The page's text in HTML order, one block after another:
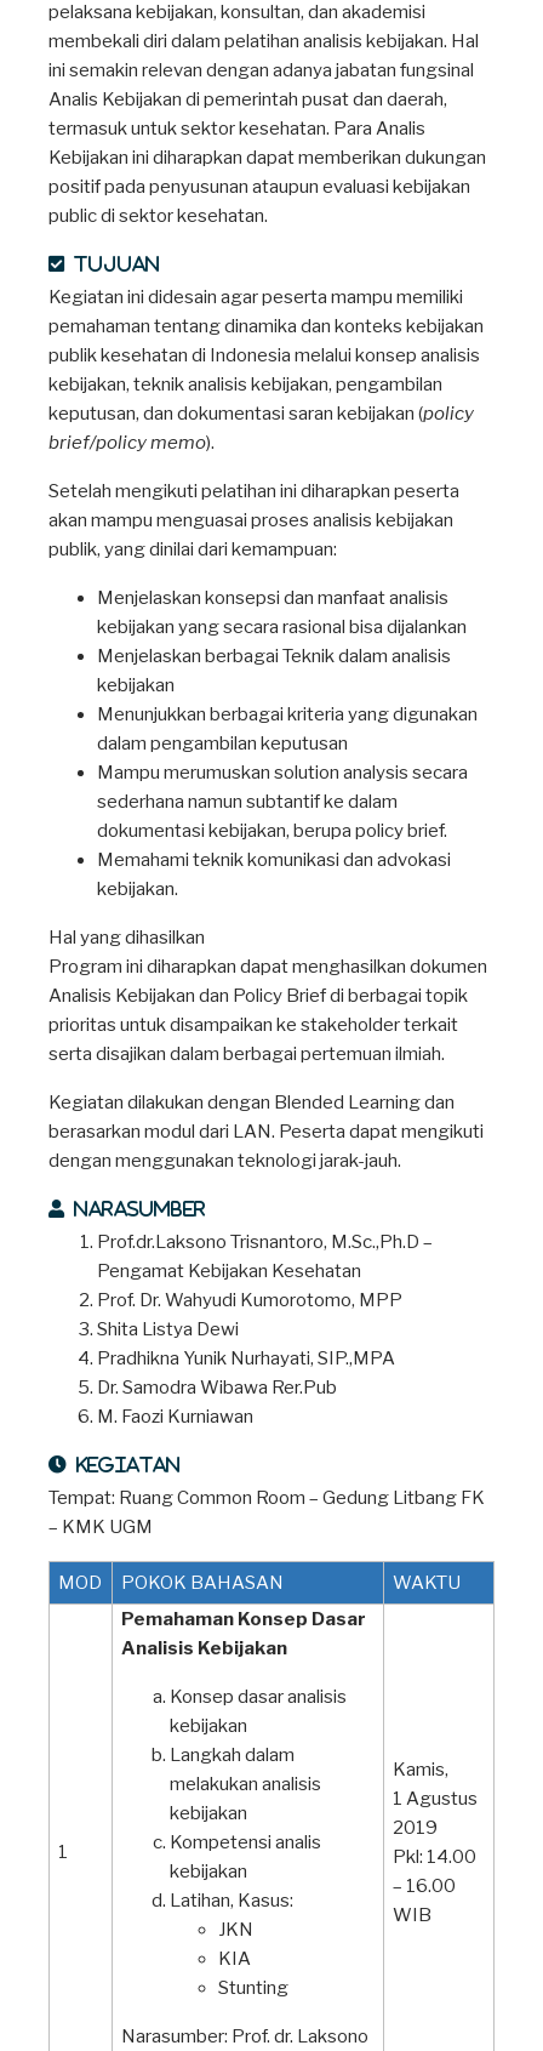
pelaksana kebijakan, konsultan, dan akademisi
membekali diri dalam pelatihan analisis kebijakan. Hal
ini semakin relevan dengan adanya jabatan fungsinal
Analis Kebijakan di pemerintah pusat dan daerah,
termasuk untuk sektor kesehatan. Para Analis
Kebijakan ini diharapkan dapat memberikan dukungan
positif pada penyusunan ataupun evaluasi kebijakan
public di sektor kesehatan.
Tujuan
Kegiatan ini didesain agar peserta mampu memiliki
pemahaman tentang dinamika dan konteks kebijakan
publik kesehatan di Indonesia melalui konsep analisis
kebijakan, teknik analisis kebijakan, pengambilan
keputusan, dan dokumentasi saran kebijakan (policy
brief/policy memo).
Setelah mengikuti pelatihan ini diharapkan peserta
akan mampu menguasai proses analisis kebijakan
publik, yang dinilai dari kemampuan:
Menjelaskan konsepsi dan manfaat analisis
kebijakan yang secara rasional bisa dijalankan
Menjelaskan berbagai Teknik dalam analisis
kebijakan
Menunjukkan berbagai kriteria yang digunakan
dalam pengambilan keputusan
Mampu merumuskan solution analysis secara
sederhana namun subtantif ke dalam
dokumentasi kebijakan, berupa policy brief.
Memahami teknik komunikasi dan advokasi
kebijakan.
Hal yang dihasilkan
Program ini diharapkan dapat menghasilkan dokumen
Analisis Kebijakan dan Policy Brief di berbagai topik
prioritas untuk disampaikan ke stakeholder terkait
serta disajikan dalam berbagai pertemuan ilmiah.
Kegiatan dilakukan dengan Blended Learning dan
berasarkan modul dari LAN. Peserta dapat mengikuti
dengan menggunakan teknologi jarak-jauh.
Narasumber
Prof.dr.Laksono Trisnantoro, M.Sc.,Ph.D –
Pengamat Kebijakan Kesehatan
Prof. Dr. Wahyudi Kumorotomo, MPP
Shita Listya Dewi
Pradhikna Yunik Nurhayati, SIP.,MPA
Dr. Samodra Wibawa Rer.Pub
M. Faozi Kurniawan
Kegiatan
Tempat: Ruang Common Room – Gedung Litbang FK
– KMK UGM
MOD POKOK BAHASAN WAKTU
1
Pemahaman Konsep Dasar
Analisis Kebijakan
Konsep dasar analisis
kebijakan
Langkah dalam
melakukan analisis
kebijakan
Kompetensi analis
kebijakan
Latihan, Kasus:
JKN
KIA
Stunting
Narasumber: Prof. dr. Laksono
Kamis,
1 Agustus
2019
Pkl: 14.00
– 16.00
WIB